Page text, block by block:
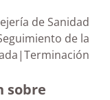
de Sanidad
de la
sobre